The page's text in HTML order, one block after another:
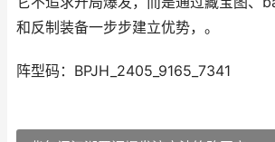
和反制装备一步步建立优势，。
阵型码：BPJH_2405_9165_7341